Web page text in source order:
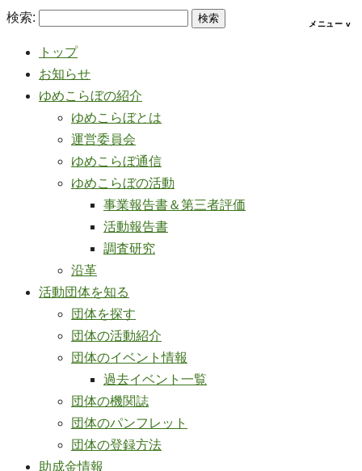
検索:
トップ
お知らせ
ゆめこらぼの紹介
ゆめこらぼとは
運営委員会
ゆめこらぼ通信
ゆめこらぼの活動
事業報告書＆第三者評価
活動報告書
調査研究
沿革
活動団体を知る
団体を探す
団体の活動紹介
団体のイベント情報
過去イベント一覧
団体の機関誌
団体のパンフレット
団体の登録方法
助成金情報